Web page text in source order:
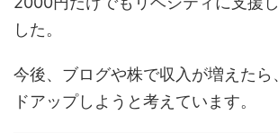
した。
今後、ブログや株で収入が増えたら
ドアップしようと考えています。